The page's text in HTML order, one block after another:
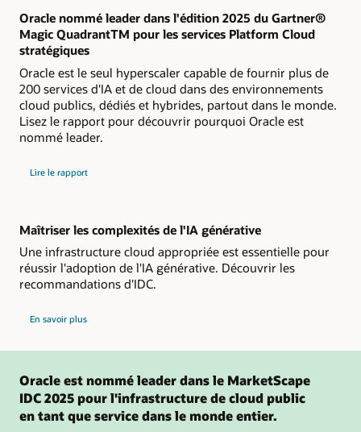
Comment
Oracle
Acceleron
optimise
une
nouvelle
génération
de
formes
de
calcul
OCI
Oracle nommé leader dans l'édition 2025 du Gartner®
Magic QuadrantTM pour les services Platform Cloud
stratégiques
Oracle est le seul hyperscaler capable de fournir plus de
200 services d'IA et de cloud dans des environnements
cloud publics, dédiés et hybrides, partout dans le monde.
Lisez le rapport pour découvrir pourquoi Oracle est
nommé leader.
Lire le rapport
Gartner
pour
les
services
de
cloud
Maîtriser les complexités de l'IA générative
Une infrastructure cloud appropriée est essentielle pour
réussir l'adoption de l'IA générative. Découvrir les
recommandations d'IDC.
En savoir plus
sur
de
l'IA
générative
dans
le
Oracle est nommé leader dans le MarketScape
IDC 2025 pour l'infrastructure de cloud public
en tant que service dans le monde entier.